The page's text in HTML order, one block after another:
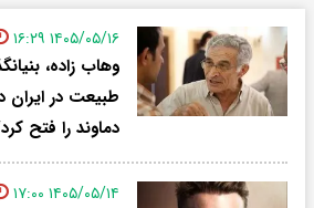
۱۴۰۵/۰۵/۱۶ ۱۶:۲۹
وهاب زاده،
طبیعت در ایران
دماوند را فتح
۱۴۰۵/۰۵/۱۴ ۱۷:۰۰